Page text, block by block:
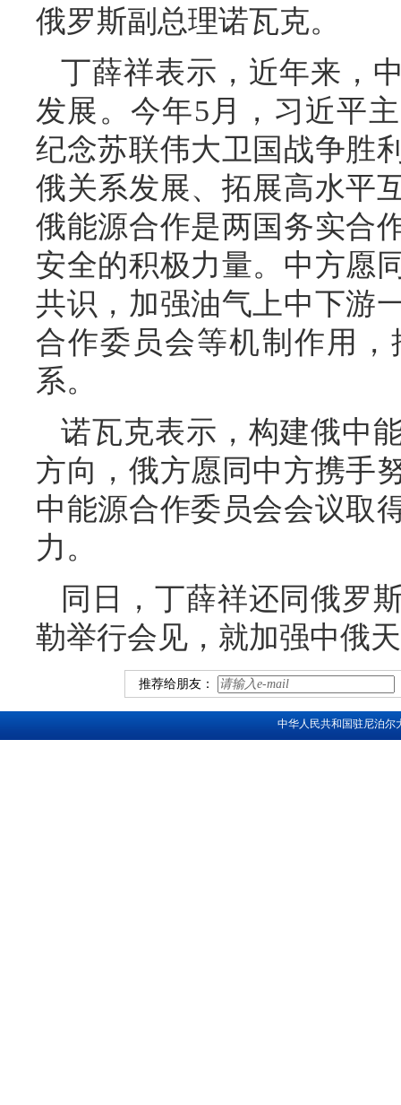
俄罗斯副总理诺瓦克。
丁薛祥表示，近年来，
发展。今年5月，习近平
纪念苏联伟大卫国战争胜
俄关系发展、拓展高水平
俄能源合作是两国务实合
安全的积极力量。中方愿
共识，加强油气上中下游
合作委员会等机制作用
系。
诺瓦克表示，构建俄中
方向，俄方愿同中方携手
中能源合作委员会会议取
力。
同日，丁薛祥还同俄罗
勒举行会见，就加强中俄
推荐给朋友：
中华人民共和国驻尼泊尔